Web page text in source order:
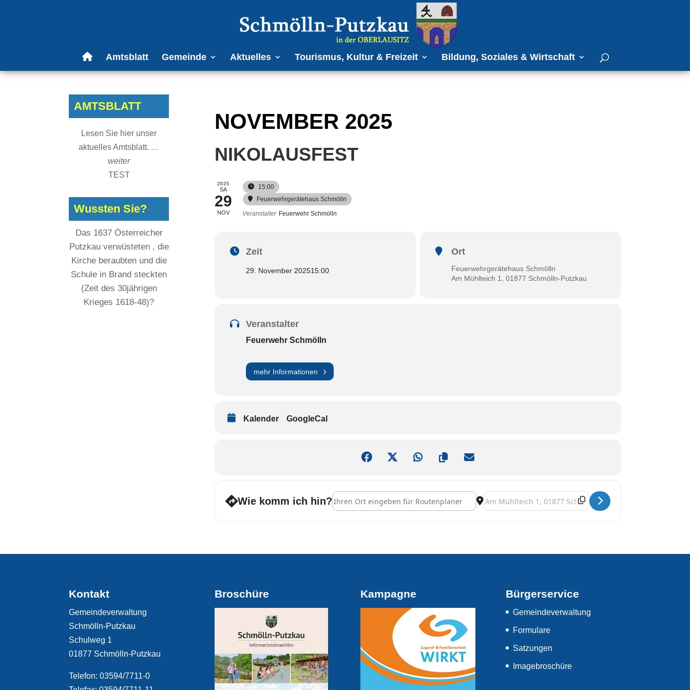
Amtsblatt Gemeinde Aktuelles Tourismus, Kultur & Freizeit Bildung, Soziales & Wirtschaft
NOVEMBER 2025
NIKOLAUSFEST
2025
SA
29
NOV
15:00
Feuerwehrgerätehaus Schmölln
Veranstalter Feuerwehr Schmölln
Zeit
29. November 202515:00
Ort
Feuerwehrgerätehaus Schmölln
Am Mühlteich 1, 01877 Schmölln-Putzkau
Veranstalter
Feuerwehr Schmölln
mehr Informationen
Kalender GoogleCal
Wie komm ich hin?Address - Nikolausfest [MHSNcPRL0] Destination Address - Nikolausfest [Mg4mV0JEW]
AMTSBLATT
Lesen Sie hier unser
aktuelles Amtsblatt. …
weiter
TEST
Wussten Sie?
Das 1637 Österreicher
Putzkau verwüsteten , die
Kirche beraubten und die
Schule in Brand steckten
(Zeit des 30jährigen
Krieges 1618-48)?
Kontakt
Gemeindeverwaltung
Schmölln-Putzkau
Schulweg 1
01877 Schmölln-Putzkau
Telefon: 03594/7711-0
Broschüre Kampagne Bürgerservice
Gemeindeverwaltung
Formulare
Satzungen
Imagebroschüre